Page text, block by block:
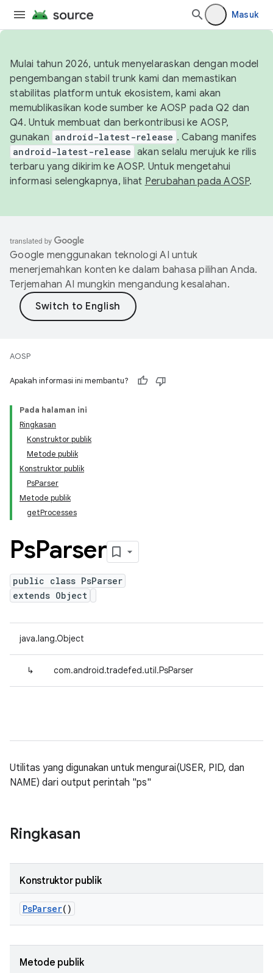
Masuk
Mulai tahun 2026, untuk menyelaraskan dengan model
pengembangan stabil trunk kami dan memastikan
stabilitas platform untuk ekosistem, kami akan
memublikasikan kode sumber ke AOSP pada Q2 dan
Q4. Untuk membuat dan berkontribusi ke AOSP,
gunakan android-latest-release . Cabang manifes
android-latest-release akan selalu merujuk ke rilis
terbaru yang dikirim ke AOSP. Untuk mengetahui
informasi selengkapnya, lihat Perubahan pada AOSP.
Google menggunakan teknologi AI untuk
menerjemahkan konten ke dalam bahasa pilihan Anda.
Terjemahan AI mungkin mengandung kesalahan.
AOSP
Apakah informasi ini membantu?
Pada halaman ini
Ringkasan
Konstruktor publik
Metode publik
Konstruktor publik
PsParser
Metode publik
getProcesses
PsParser
public class PsParser
extends Object
java.lang.Object
↳ com.android.tradefed.util.PsParser
Utilitas yang digunakan untuk mengurai(USER, PID, dan
NAME) dari output perintah "ps"
Ringkasan
Konstruktor publik
PsParser()
Metode publik